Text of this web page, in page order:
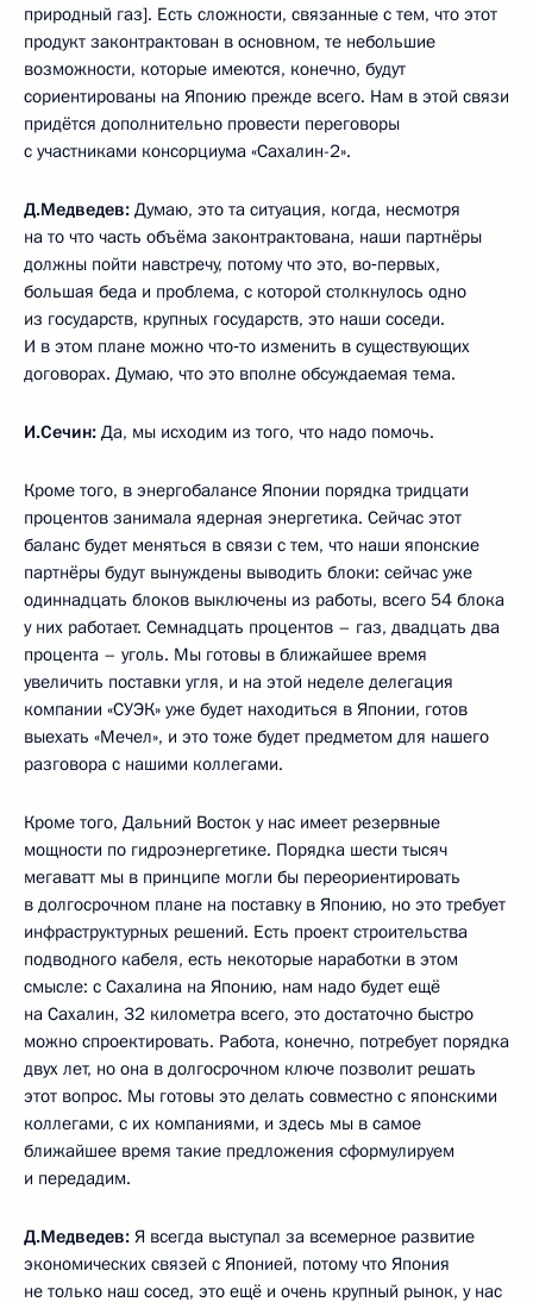
природный газ]. Есть сложности, связанные с тем, что этот
продукт законтрактован в основном, те небольшие
возможности, которые имеются, конечно, будут
сориентированы на Японию прежде всего. Нам в этой связи
придётся дополнительно провести переговоры
с участниками консорциума «Сахалин-2».
Д.Медведев: Думаю, это та ситуация, когда, несмотря
на то что часть объёма законтрактована, наши партнёры
должны пойти навстречу, потому что это, во‑первых,
большая беда и проблема, с которой столкнулось одно
из государств, крупных государств, это наши соседи.
И в этом плане можно что‑то изменить в существующих
договорах. Думаю, что это вполне обсуждаемая тема.
И.Сечин: Да, мы исходим из того, что надо помочь.
Кроме того, в энергобалансе Японии порядка тридцати
процентов занимала ядерная энергетика. Сейчас этот
баланс будет меняться в связи с тем, что наши японские
партнёры будут вынуждены выводить блоки: сейчас уже
одиннадцать блоков выключены из работы, всего 54 блока
у них работает. Семнадцать процентов – газ, двадцать два
процента – уголь. Мы готовы в ближайшее время
увеличить поставки угля, и на этой неделе делегация
компании «СУЭК» уже будет находиться в Японии, готов
выехать «Мечел», и это тоже будет предметом для нашего
разговора с нашими коллегами.
Кроме того, Дальний Восток у нас имеет резервные
мощности по гидроэнергетике. Порядка шести тысяч
мегаватт мы в принципе могли бы переориентировать
в долгосрочном плане на поставку в Японию, но это требует
инфраструктурных решений. Есть проект строительства
подводного кабеля, есть некоторые наработки в этом
смысле: с Сахалина на Японию, нам надо будет ещё
на Сахалин, 32 километра всего, это достаточно быстро
можно спроектировать. Работа, конечно, потребует порядка
двух лет, но она в долгосрочном ключе позволит решать
этот вопрос. Мы готовы это делать совместно с японскими
коллегами, с их компаниями, и здесь мы в самое
ближайшее время такие предложения сформулируем
и передадим.
Д.Медведев: Я всегда выступал за всемерное развитие
экономических связей с Японией, потому что Япония
не только наш сосед, это ещё и очень крупный рынок, у нас